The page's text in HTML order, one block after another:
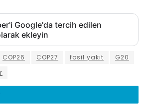
Google'da tercih edilen
ekleyin
COP26 COP27 fosil yakıt
G20